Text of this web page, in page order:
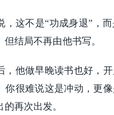
，这不是“功成身退”，
结局不再由他书写。
，他做早晚读书也好，
你很难说这是冲动，更
再次出发。